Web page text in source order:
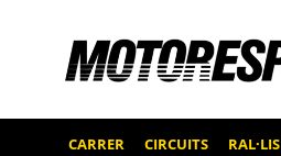
CARRER CIRCUITS RAL·LIS